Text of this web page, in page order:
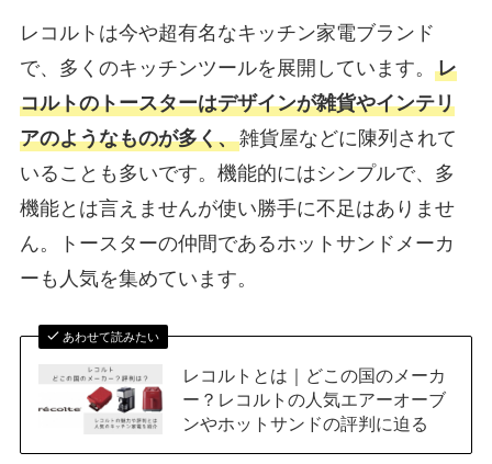
レコルトは今や超有名なキッチン家電ブランド
で、多くのキッチンツールを展開しています。 レ
コルトのトースターはデザインが雑貨やインテリ
アのようなものが多く、雑貨屋などに陳列されて
いることも多いです。機能的にはシンプルで、多
機能とは言えませんが使い勝手に不足はありませ
ん。トースターの仲間であるホットサンドメーカ
ーも人気を集めています。
あわせて読みたい
レコルトとは｜どこの国のメーカ
ー？レコルトの人気エアーオーブ
ンやホットサンドの評判に迫る